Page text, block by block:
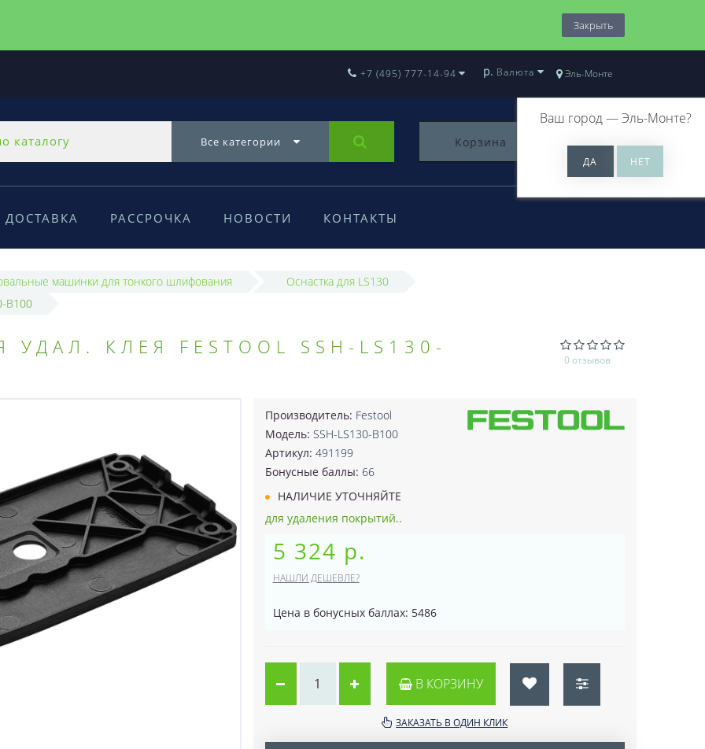
Закрыть
Эль-Монте
Ваш город —Эль-Монте?
+7 (495) 777-14-94 р. Валюта
Все категории Корзина 0
ДОСТАВКА РАССРОЧКА НОВОСТИ КОНТАКТЫ
машинки для тонкого шлифования
Оснастка для LS130
B100
КЛЕЯ FESTOOL SSH-LS130-
0 отзывов
Производитель: Festool
Модель: SSH-LS130-B100
Артикул: 491199
Бонусные баллы: 66
НАЛИЧИЕ УТОЧНЯЙТЕ
для удаления покрытий..
5 324 р.
НАШЛИ ДЕШЕВЛЕ?
Цена в бонусных баллах: 5486
В КОРЗИНУ
ЗАКАЗАТЬ В ОДИН КЛИК